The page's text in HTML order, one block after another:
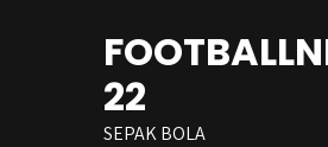
22
SEPAK BOLA